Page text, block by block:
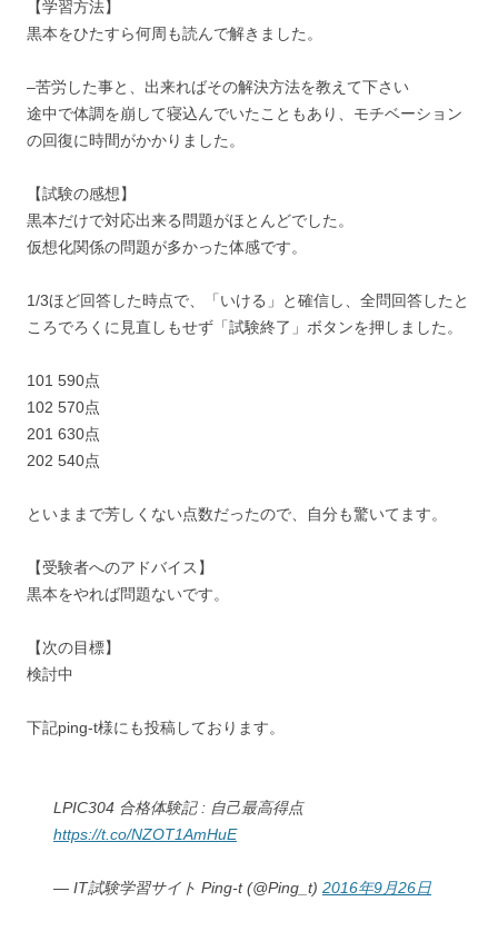
【学習方法】
黒本をひたすら何周も読んで解きました。
–苦労した事と、出来ればその解決方法を教えて下さい
途中で体調を崩して寝込んでいたこともあり、モチベーション
の回復に時間がかかりました。
【試験の感想】
黒本だけで対応出来る問題がほとんどでした。
仮想化関係の問題が多かった体感です。
1/3ほど回答した時点で、「いける」と確信し、全問回答したと
ころでろくに見直しもせず「試験終了」ボタンを押しました。
101 590点
102 570点
201 630点
202 540点
といままで芳しくない点数だったので、自分も驚いてます。
【受験者へのアドバイス】
黒本をやれば問題ないです。
【次の目標】
検討中
下記ping-t様にも投稿しております。
LPIC304 合格体験記 : 自己最高得点
https://t.co/NZOT1AmHuE
— IT試験学習サイト Ping-t (@Ping_t) 2016年9月26日